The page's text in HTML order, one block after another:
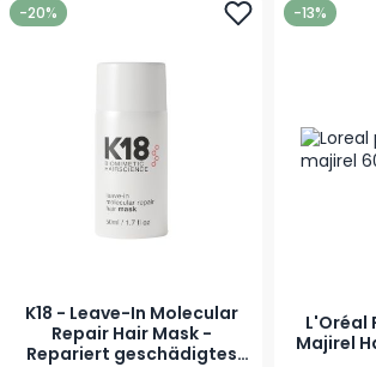
-20%
K18 - Leave-In Molecular
Repair Hair Mask -
Repariert geschädigtes
-13%
L'Oréal
Majirel